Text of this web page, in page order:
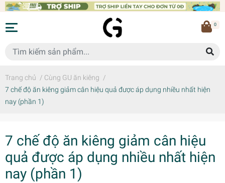
0
Trang chủ / Cùng GU ăn kiêng /
7 chế độ ăn kiêng giảm cân hiệu quả được áp dụng nhiều nhất hiện
nay (phần 1)
7 chế độ ăn kiêng giảm cân hiệu
quả được áp dụng nhiều nhất hiện
nay (phần 1)